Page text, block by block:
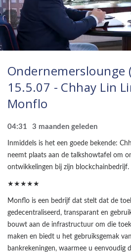
Ondernemerslounge
15.5.07 - Chhay Lin
Monflo
04:31 3 maanden geleden
Inmiddels is het een goede bekende:
neemt plaats aan de talkshowtafel om
ontwikkelingen bij zijn blockchainbedrijf.
★★★★★
Monflo is een bedrijf dat stelt dat de
gedecentraliseerd, transparant en
bouwt aan de infrastructuur om die
maken en biedt u het gebruiksgemak
bankrekeningen, waarmee u eenvoudig